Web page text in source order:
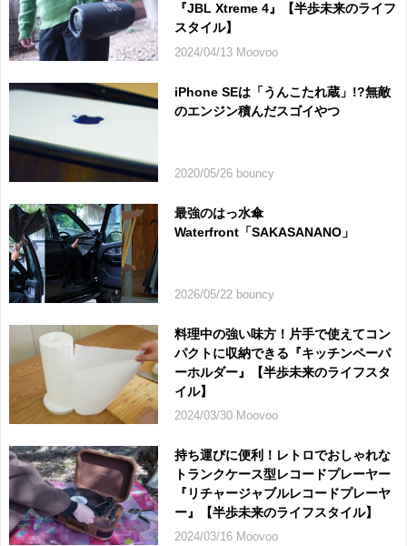
『JBL Xtreme 4』【半歩未来のライフ
スタイル】
2024/04/13 Moovoo
iPhone SEは「うんこたれ蔵」!?無敵
のエンジン積んだスゴイやつ
2020/05/26 bouncy
最強のはっ水傘
Waterfront「SAKASANANO」
2026/05/22 bouncy
料理中の強い味方！片手で使えてコン
パクトに収納できる『キッチンペーパ
ーホルダー』【半歩未来のライフスタ
イル】
2024/03/30 Moovoo
持ち運びに便利！レトロでおしゃれな
トランクケース型レコードプレーヤー
『リチャージャブルレコードプレーヤ
ー』【半歩未来のライフスタイル】
2024/03/16 Moovoo